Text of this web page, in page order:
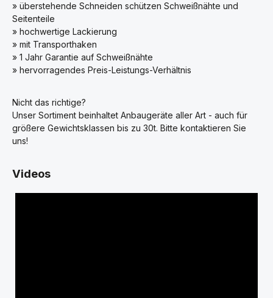
» überstehende Schneiden schützen Schweißnähte und
Seitenteile
» hochwertige Lackierung
» mit Transporthaken
» 1 Jahr Garantie auf Schweißnähte
» hervorragendes Preis-Leistungs-Verhältnis
Nicht das richtige?
Unser Sortiment beinhaltet Anbaugeräte aller Art - auch für
größere Gewichtsklassen bis zu 30t. Bitte kontaktieren Sie
uns!
Videos